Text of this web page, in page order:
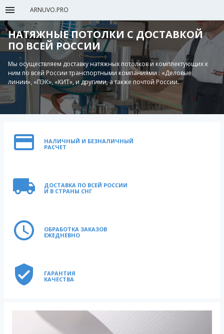
ARNUVO.PRO
НАТЯЖНЫЕ ПОТОЛКИ С ДОСТАВКОЙ
ПО ВСЕЙ РОССИИ
Мы осуществляем доставку натяжных потолков и комплектующих к
ним по всей России транспортными компаниями : «Деловые
линии», «ПЭК», «КИТ», и другими, а также почтой России.
НАЛИЧНЫЙ И БЕЗНАЛИЧНЫЙ
РАСЧЕТ
ДОСТАВКА ПО ВСЕЙ РОССИИ
И В СТРАНЫ СНГ
ОБРАБОТКА ЗАКАЗОВ
ЕЖЕДНЕВНО
ГАРАНТИЯ
КАЧЕСТВА